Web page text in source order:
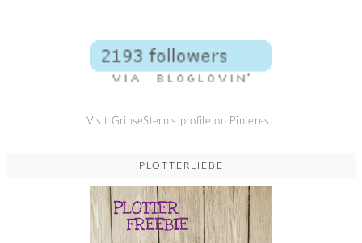
Visit GrinseStern's profile on Pinterest.
PLOTTERLIEBE